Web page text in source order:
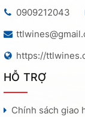
0909212043
https://
HỖ TRỢ
Chính sách giao